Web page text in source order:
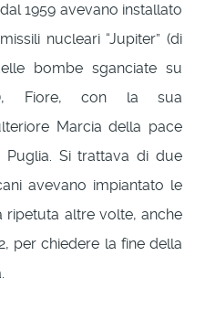
1959 avevano installato
nucleari “Jupiter” (di
bombe sganciate su
Fiore, con la sua
Marcia della pace
Si trattava di due
avevano impiantato le
ripetuta altre volte, anche
per chiedere la fine della